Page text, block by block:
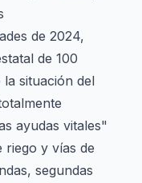
de 2024,
de 100
situación del
ayudas vitales"
riego y vías de
segundas